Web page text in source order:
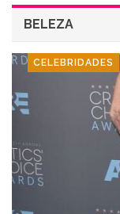
BELEZA
CELEBRIDADES